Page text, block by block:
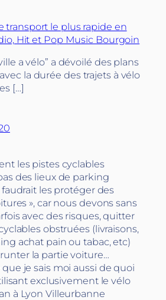
transport le plus rapide en
Hit et Pop Music Bourgoin
a vélo” a dévoilé des plans
la durée des trajets à vélo
[…]
les pistes cyclables
des lieux de parking
les protéger des
», car nous devons sans
avec des risques, quitter
obstruées (livraisons,
achat pain ou tabac, etc)
la partie voiture…
je sais moi aussi de quoi
exclusivement le vélo
à Lyon Villeurbanne